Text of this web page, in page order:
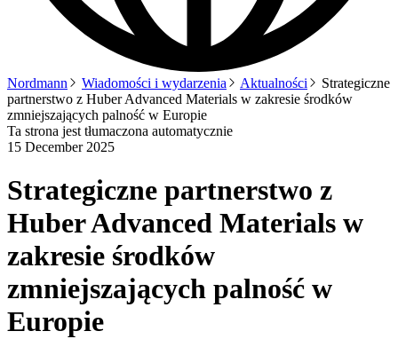
Nordmann Wiadomości i wydarzenia Aktualności
Strategiczne
partnerstwo z Huber Advanced Materials w zakresie środków
zmniejszających palność w Europie
Ta strona jest tłumaczona automatycznie
15 December 2025
Strategiczne partnerstwo z
Huber Advanced Materials w
zakresie środków
zmniejszających palność w
Europie